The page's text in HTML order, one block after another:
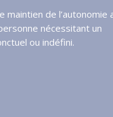
maintien de l’autonomie
nécessitant un
ou indéfini.